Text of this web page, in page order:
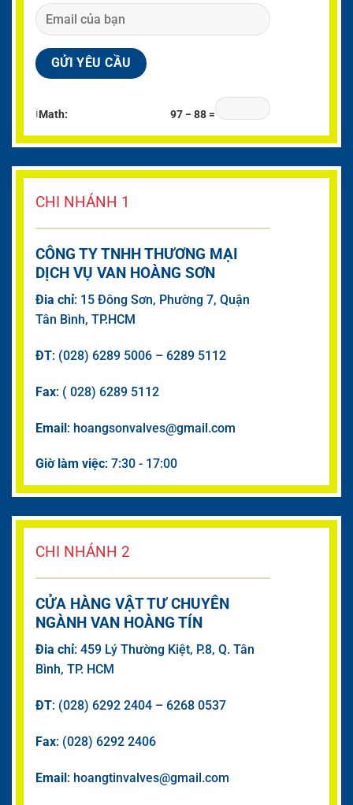
ℹMath: 97 − 88 =
CHI NHÁNH 1
CÔNG TY TNHH THƯƠNG MẠI
DỊCH VỤ VAN HOÀNG SƠN
Đia chỉ: 15 Đông Sơn, Phường 7, Quận
Tân Bình, TP.HCM
ĐT: (028) 6289 5006 – 6289 5112
Fax: ( 028) 6289 5112
Email: hoangsonvalves@gmail.com
Giờ làm việc: 7:30 - 17:00
CHI NHÁNH 2
CỬA HÀNG VẬT TƯ CHUYÊN
NGÀNH VAN HOÀNG TÍN
Đia chỉ: 459 Lý Thường Kiệt, P.8, Q. Tân
Bình, TP. HCM
ĐT: (028) 6292 2404 – 6268 0537
Fax: (028) 6292 2406
Email: hoangtinvalves@gmail.com